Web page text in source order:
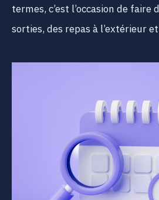
termes, c’est l’occasion de faire
sorties, des repas à l’extérieur et